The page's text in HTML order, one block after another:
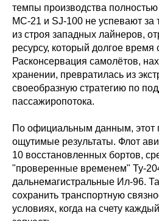
темпы производства
МС-21 и SJ-100 не успевают
из строя западных лайнеров,
ресурсу, который долгое
Расконсервация самолётов,
хранении, превратилась из
своеобразную стратегию по
пассажиропотока.
По официальным данным, этот
ощутимые результаты. Флот
10 восстановленных бортов,
"проверенные временем" Ту-
дальнемагистральные Ил-96.
сохранить транспортную
условиях, когда на счету